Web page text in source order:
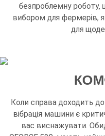
безпроблемну роботу,
вибором для фермерів,
для
Коли справа доходить
вібрація машини є
вас виснажувати.